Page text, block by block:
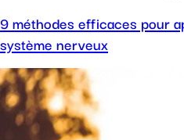
9 méthodes efficaces pour
système nerveux